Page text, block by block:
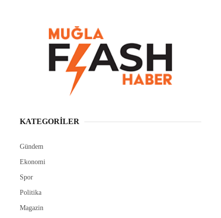
KATEGORİLER
Gündem
Ekonomi
Spor
Politika
Magazin